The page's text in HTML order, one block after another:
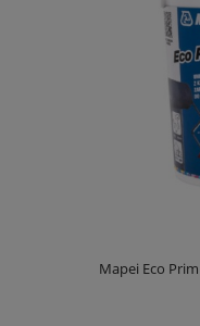
Mapei Eco